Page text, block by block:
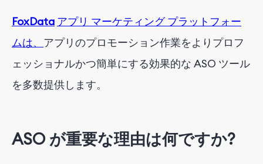
FoxData アプリ マーケティング プラットフォー
ムは、 アプリのプロモーション作業をよりプロフ
ェッショナルかつ簡単にする効果的な ASO ツール
を多数提供します。
ASO が重要な理由は何ですか?